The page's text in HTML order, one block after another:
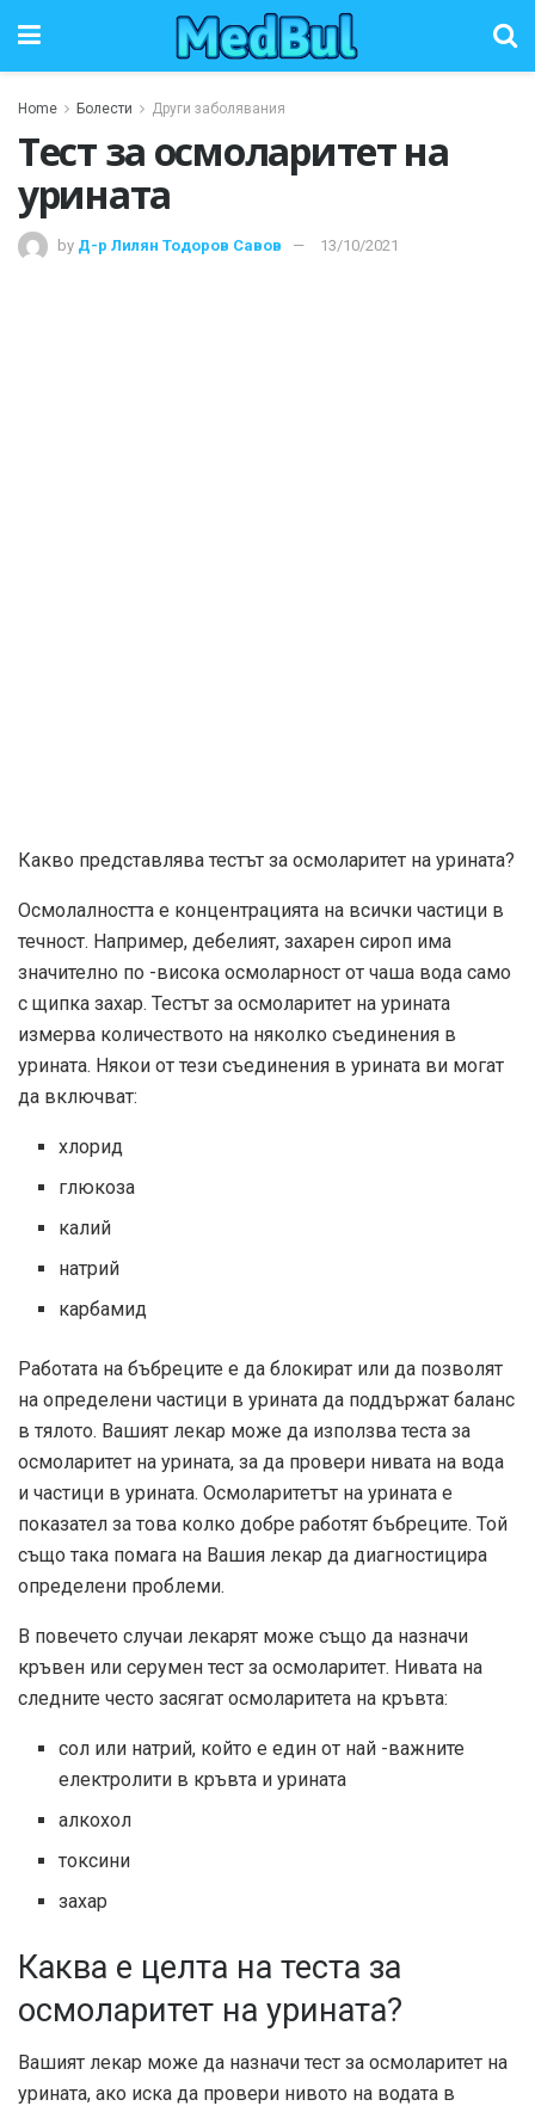
Home Болести Други заболявания
Тест за осмоларитет на
урината
by Д-р Лилян Тодоров Савов 13/10/2021
Какво представлява тестът за осмоларитет на урината?
Осмолалността е концентрацията на всички частици в
течност. Например, дебелият, захарен сироп има
значително по -висока осмоларност от чаша вода само
с щипка захар. Тестът за осмоларитет на урината
измерва количеството на няколко съединения в
урината. Някои от тези съединения в урината ви могат
да включват:
хлорид
глюкоза
калий
натрий
карбамид
Работата на бъбреците е да блокират или да позволят
на определени частици в урината да поддържат баланс
в тялото. Вашият лекар може да използва теста за
осмоларитет на урината, за да провери нивата на вода
и частици в урината. Осмоларитетът на урината е
показател за това колко добре работят бъбреците. Той
също така помага на Вашия лекар да диагностицира
определени проблеми.
В повечето случаи лекарят може също да назначи
кръвен или серумен тест за осмоларитет. Нивата на
следните често засягат осмоларитета на кръвта:
сол или натрий, който е един от най -важните
електролити в кръвта и урината
алкохол
токсини
захар
Каква е целта на теста за
осмоларитет на урината?
Вашият лекар може да назначи тест за осмоларитет на
урината, ако иска да провери нивото на водата в